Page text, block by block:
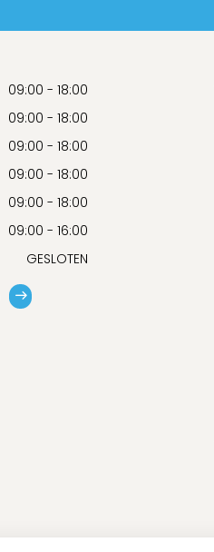
09:00 - 18:00
09:00 - 18:00
09:00 - 18:00
09:00 - 18:00
09:00 - 18:00
09:00 - 16:00
GESLOTEN